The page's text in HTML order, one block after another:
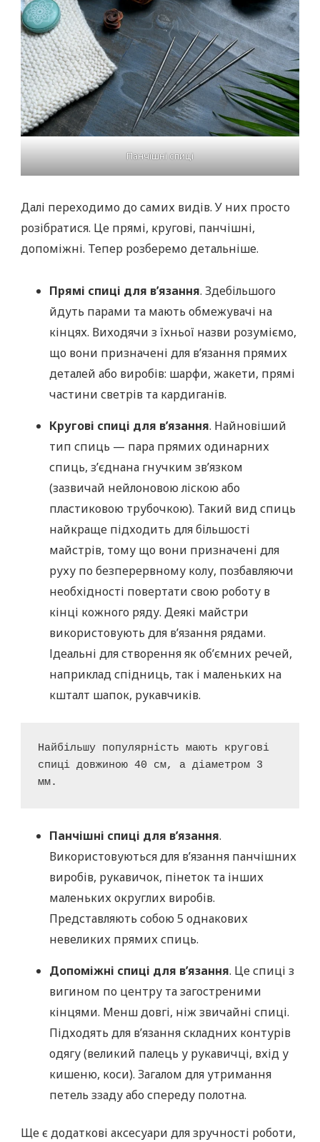
Панчішні спиці
Далі переходимо до самих видів. У них просто
розібратися. Це прямі, кругові, панчішні,
допоміжні. Тепер розберемо детальніше.
Прямі спиці для в’язання. Здебільшого
йдуть парами та мають обмежувачі на
кінцях. Виходячи з їхньої назви розуміємо,
що вони призначені для в’язання прямих
деталей або виробів: шарфи, жакети, прямі
частини светрів та кардиганів.
Кругові спиці для в’язання. Найновіший
тип спиць — пара прямих одинарних
спиць, з’єднана гнучким зв’язком
(зазвичай нейлоновою ліскою або
пластиковою трубочкою). Такий вид спиць
найкраще підходить для більшості
майстрів, тому що вони призначені для
руху по безперервному колу, позбавляючи
необхідності повертати свою роботу в
кінці кожного ряду. Деякі майстри
використовують для в’язання рядами.
Ідеальні для створення як об’ємних речей,
наприклад спідниць, так і маленьких на
кшталт шапок, рукавчиків.
Найбільшу популярність мають кругові
спиці довжиною 40 см, а діаметром 3
мм.
Панчішні спиці для в’язання.
Використовуються для в’язання панчішних
виробів, рукавичок, пінеток та інших
маленьких округлих виробів.
Представляють собою 5 однакових
невеликих прямих спиць.
Допоміжні спиці для в’язання. Це спиці з
вигином по центру та загостреними
кінцями. Менш довгі, ніж звичайні спиці.
Підходять для в’язання складних контурів
одягу (великий палець у рукавичці, вхід у
кишеню, коси). Загалом для утримання
петель ззаду або спереду полотна.
Ще є додаткові аксесуари для зручності роботи,